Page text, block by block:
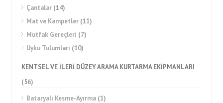
Çantalar (14)
Mat ve Kampetler (11)
Mutfak Gereçleri (7)
Uyku Tulumları (10)
KENTSEL VE İLERİ DÜZEY ARAMA KURTARMA EKİPMANLARI
(56)
Bataryalı Kesme-Ayırma (1)